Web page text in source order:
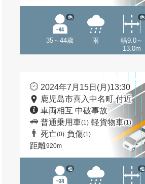
35～44歳
他
雨
幅9.0～
13.0m
他
2024年7月15日(月)13:30
鹿児島市喜入中名町 付近
車両相互 中破事故
普通乗用車(1) 軽貨物車(1)
死亡(0) 負傷(1)
距離920m
他 他